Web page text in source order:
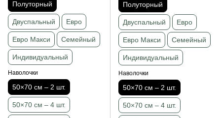
Полуторный
Двуспальный Евро
Евро Макси Семейный
Индивидуальный
Наволочки
50×70 см – 2 шт.
50×70 см – 4 шт.
Полуторный
Двуспальный Евро
Евро Макси Семейный
Индивидуальный
Наволочки
50×70 см – 2 шт.
50×70 см – 4 шт.